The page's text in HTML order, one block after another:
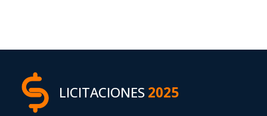
LICITACIONES2025